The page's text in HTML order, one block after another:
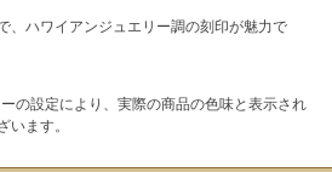
、ハワイアンジュエリー調の刻印が魅力で
の設定により、実際の商品の色味と表示され
います。